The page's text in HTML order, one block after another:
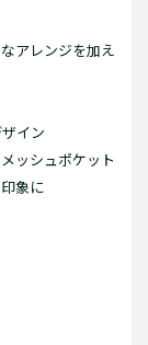
アレンジを加え
イン
ッシュポケット
象に